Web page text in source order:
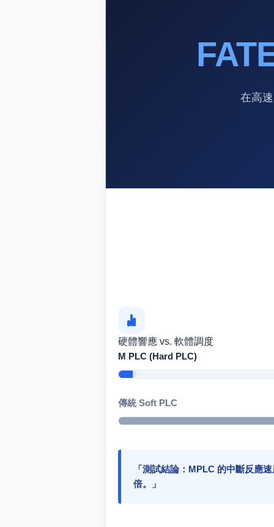
在高
硬體響應 vs. 軟體調度
M PLC (Hard PLC)
傳統 Soft PLC
「測試結論：MPLC 的中斷反應
倍。」